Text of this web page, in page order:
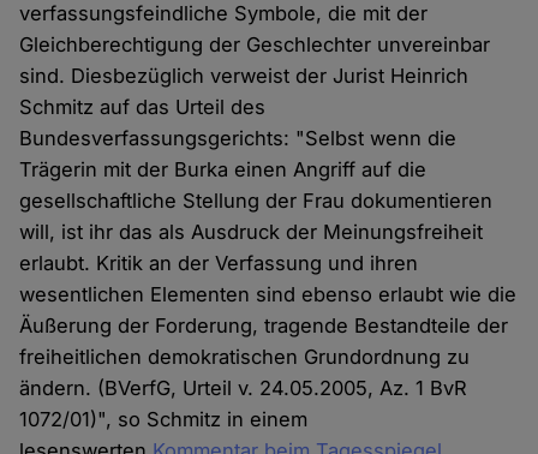
verfassungsfeindliche Symbole, die mit der
Gleichberechtigung der Geschlechter unvereinbar
sind. Diesbezüglich verweist der Jurist Heinrich
Schmitz auf das Urteil des
Bundesverfassungsgerichts: "Selbst wenn die
Trägerin mit der Burka einen Angriff auf die
gesellschaftliche Stellung der Frau dokumentieren
will, ist ihr das als Ausdruck der Meinungsfreiheit
erlaubt. Kritik an der Verfassung und ihren
wesentlichen Elementen sind ebenso erlaubt wie die
Äußerung der Forderung, tragende Bestandteile der
freiheitlichen demokratischen Grundordnung zu
ändern. (BVerfG, Urteil v. 24.05.2005, Az. 1 BvR
1072/01)", so Schmitz in einem